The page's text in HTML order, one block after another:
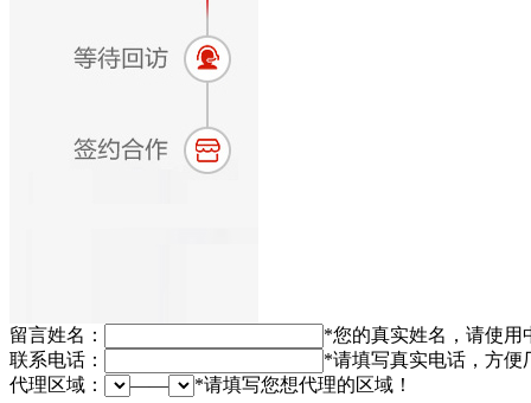
留言姓名： *您的真实姓名，请使用
联系电话：
*请填写真实电话，方便
代理区域：
—— *请填写您想代理的区域！